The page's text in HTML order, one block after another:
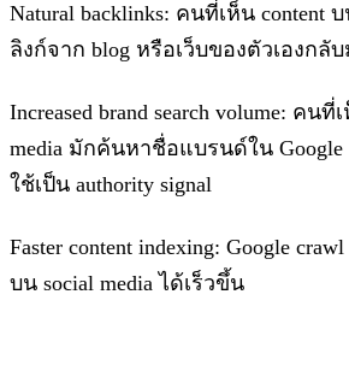
Natural backlinks: คนที่เห็น content
ลิงก์จาก blog หรือเว็บของตัวเองกลั
Increased brand search volume: คนที่
media มักค้นหาชื่อแบรนด์ใน Google
ใช้เป็น authority signal
Faster content indexing: Google
บน social media ได้เร็วขึ้น